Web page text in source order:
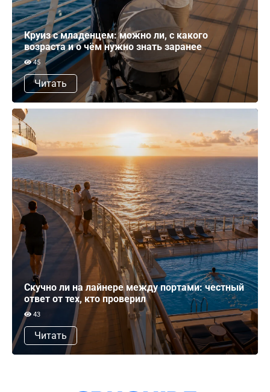
Круиз с младенцем: можно ли, с какого
возраста и о чём нужно знать заранее
45
Читать
Скучно ли на лайнере между портами: честный
ответ от тех, кто проверил
43
Читать